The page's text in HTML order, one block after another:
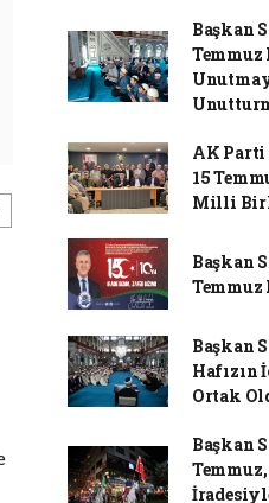
Başkan
Temmuz
AK Parti
15
Milli
Başkan
Temmuz
Başkan
Hafızın
Ortak
Başkan